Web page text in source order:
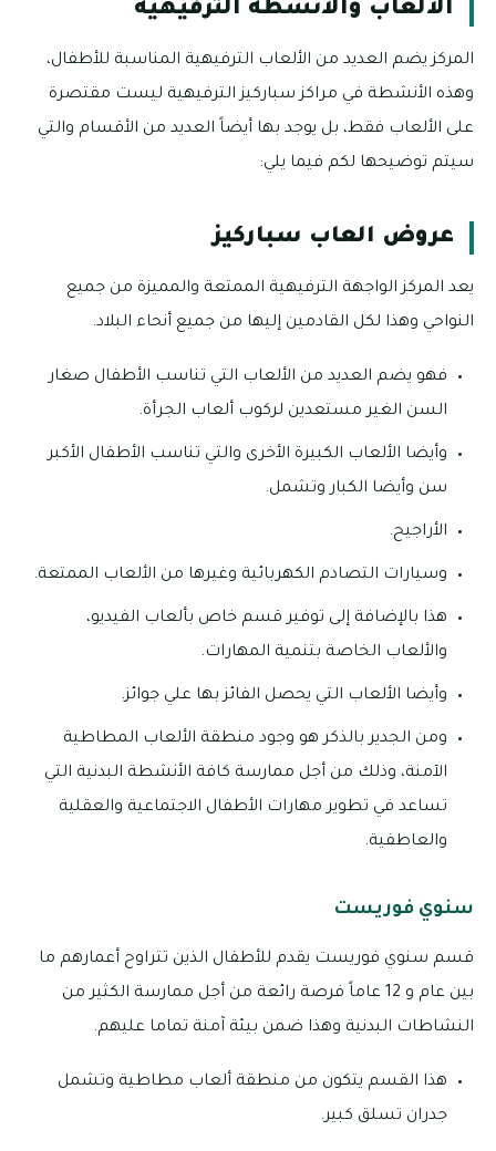
الألعاب والأنشطة الترفيهية
المركز يضم العديد من الألعاب الترفيهية المناسبة للأطفال،
وهذه الأنشطة في مراكز سباركيز الترفيهية ليست مقتصرة
على الألعاب فقط، بل يوجد بها أيضاً العديد من الأقسام والتي
سيتم توضيحها لكم فيما يلي:
عروض العاب سباركيز
يعد المركز الواجهة الترفيهية الممتعة والمميزة من جميع
النواحي وهذا لكل القادمين إليها من جميع أنحاء البلاد.
فهو يضم العديد من الألعاب التي تناسب الأطفال صغار
السن الغير مستعدين لركوب ألعاب الجرأة.
وأيضا الألعاب الكبيرة الأخرى والتي تناسب الأطفال الأكبر
سن وأيضا الكبار وتشمل.
الأراجيح.
وسيارات التصادم الكهربائية وغيرها من الألعاب الممتعة.
هذا بالإضافة إلى توفير قسم خاص بألعاب الفيديو،
والألعاب الخاصة بتنمية المهارات.
وأيضا الألعاب التي يحصل الفائز بها علي جوائز.
ومن الجدير بالذكر هو وجود منطقة الألعاب المطاطية
الآمنة، وذلك من أجل ممارسة كافة الأنشطة البدنية التي
تساعد في تطوير مهارات الأطفال الاجتماعية والعقلية
والعاطفية.
سنوي فوريست
قسم سنوي فوريست يقدم للأطفال الذين تتراوح أعمارهم ما
بين عام و 12 عاماً فرصة رائعة من أجل ممارسة الكثير من
النشاطات البدنية وهذا ضمن بيئة آمنة تماما عليهم.
هذا القسم يتكون من منطقة ألعاب مطاطية وتشمل
جدران تسلق كبير.